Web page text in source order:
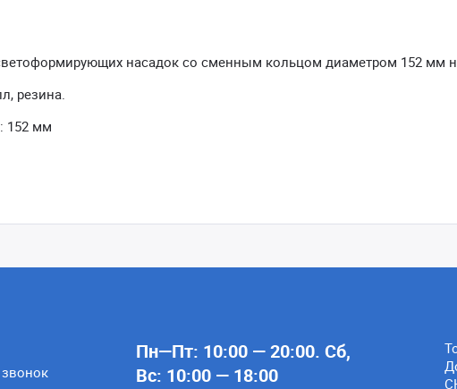
насадок со сменным кольцом диаметром 152 мм
резина.
152 мм
Пн—Пт: 10:00 — 20:00. Сб,
Вс: 10:00 — 18:00